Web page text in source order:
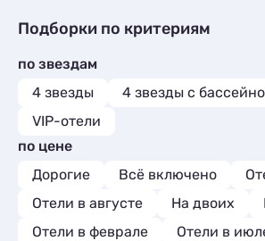
Шале 3
Базы отдыха
Комнаты
Апартаменты
Шале 1
Квартиры посуточно 52
Апартаменты
Мини-отели 2
Глэмпинги
Шале
Гостиницы и отели 13
Квартиры посуточно
Базы отдыха 2
Мини-отели
Глэмпинги
Шале 1
Подборки по критериям
по звездам
4 звезды
4 звезды с
VIP-отели
по цене
Дорогие
Всё включено
Отели в августе
На двоих
Отели в феврале
Отели в